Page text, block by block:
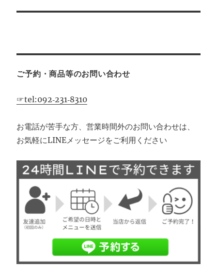
ご予約・商品等のお問い合わせ
☞tel:092‐231‐8310
お電話が苦手な方、営業時間外のお問い合わせは、
お気軽にLINEメッセージをご利用ください